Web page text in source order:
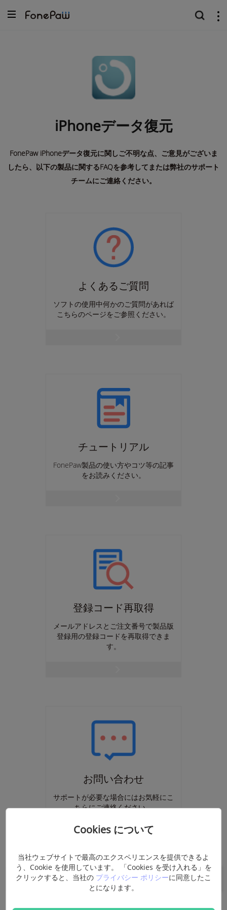
iPhoneデータ復元
FonePaw iPhoneデータ復元に関しご不明な点、ご意見がございま
したら、以下の製品に関するFAQを参考してまたは弊社のサポート
チームにご連絡ください。
よくあるご質問
ソフトの使用中何かのご質問があれば
こちらのページをご参照ください。
チュートリアル
FonePaw製品の使い方やコツ等の記事
をお読みください。
登録コード再取得
メールアドレスとご注文番号で製品版
登録用の登録コードを再取得できま
す。
お問い合わせ
サポートが必要な場合にはお気軽にこ
ちらにご連絡ください。
1. 体験版と登録版の違いは？
Cookies について
当社ウェブサイトで最高のエクスペリエンスを提供できるよ
う、Cookie を使用しています。 「Cookies を受け入れる」を
クリックすると、当社の プライバシー ポリシーに同意したこ
とになります。